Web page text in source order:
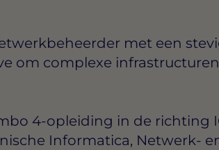
met een
om complexe
4-opleiding in de richting
Informatica, Netwerk-